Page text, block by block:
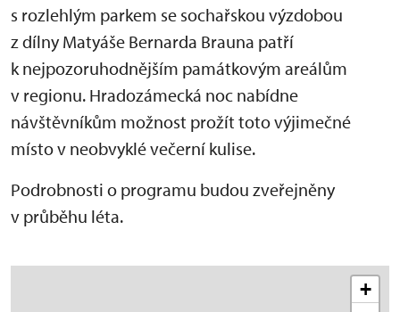
s rozlehlým parkem se sochařskou výzdobou
z dílny Matyáše Bernarda Brauna patří
k nejpozoruhodnějším památkovým areálům
v regionu. Hradozámecká noc nabídne
návštěvníkům možnost prožít toto výjimečné
místo v neobvyklé večerní kulise.
Podrobnosti o programu budou zveřejněny
v průběhu léta.
+